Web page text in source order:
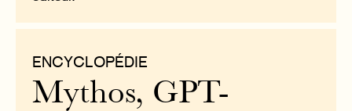
ENCYCLOPÉDIE
Mythos, GPT-